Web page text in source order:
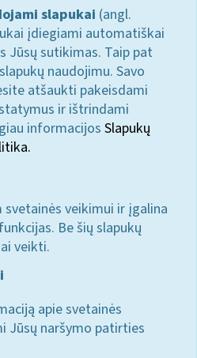
slapukai (angl.
įdiegiami automatiškai
Jūsų sutikimas. Taip pat
naudojimu. Savo
atšaukti pakeisdami
ir ištrindami
informacijos Slapukų
veikimui ir įgalina
Be šių slapukų
veikti.
apie svetainės
Jūsų naršymo patirties